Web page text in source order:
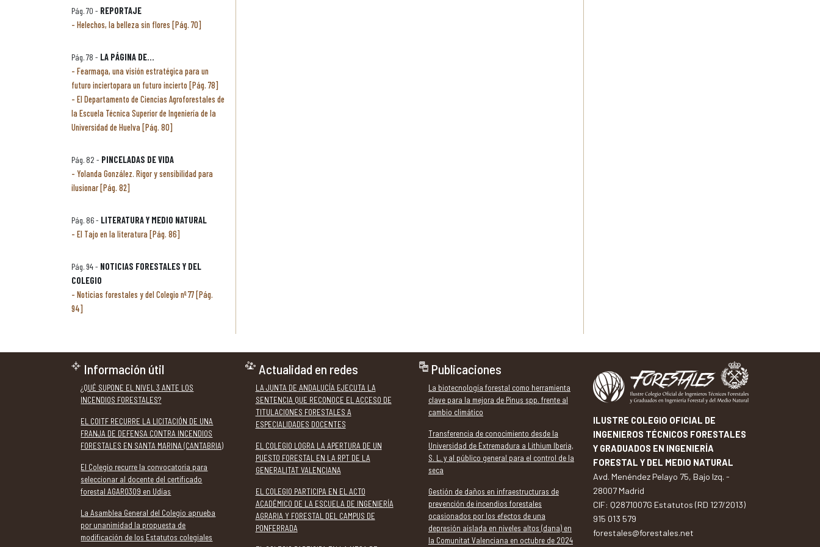
Pág. 70 - REPORTAJE
Helechos, la belleza sin flores [Pág. 70]
Pág. 78 - LA PÁGINA DE...
Fearmaga, una visión estratégica para un
futuro inciertopara un futuro incierto [Pág. 78]
El Departamento de Ciencias Agroforestales de
la Escuela Técnica Superior de Ingeniería de la
Universidad de Huelva [Pág. 80]
Pág. 82 - PINCELADAS DE VIDA
Yolanda González. Rigor y sensibilidad para
ilusionar [Pág. 82]
Pág. 86 - LITERATURA Y MEDIO NATURAL
El Tajo en la literatura [Pág. 86]
Pág. 94 - NOTICIAS FORESTALES Y DEL
COLEGIO
Noticias forestales y del Colegio nº 77 [Pág.
94]
Información útil
¿QUÉ SUPONE EL NIVEL 3 ANTE LOS
INCENDIOS FORESTALES?
EL COITF RECURRE LA LICITACIÓN DE UNA
FRANJA DE DEFENSA CONTRA INCENDIOS
FORESTALES EN SANTA MARINA (CANTABRIA)
El Colegio recurre la convocatoria para
seleccionar al docente del certificado
forestal AGAR0309 en Udías
La Asamblea General del Colegio aprueba
por unanimidad la propuesta de
modificación de los Estatutos colegiales
Actualidad en redes
LA JUNTA DE ANDALUCÍA EJECUTA LA
SENTENCIA QUE RECONOCE EL ACCESO DE
TITULACIONES FORESTALES A
ESPECIALIDADES DOCENTES
EL COLEGIO LOGRA LA APERTURA DE UN
PUESTO FORESTAL EN LA RPT DE LA
GENERALITAT VALENCIANA
EL COLEGIO PARTICIPA EN EL ACTO
ACADÉMICO DE LA ESCUELA DE INGENIERÍA
AGRARIA Y FORESTAL DEL CAMPUS DE
PONFERRADA
Publicaciones
La biotecnología forestal como herramienta
clave para la mejora de Pinus spp. frente al
cambio climático
Transferencia de conocimiento desde la
Universidad de Extremadura a Lithium Iberia,
S. L. y al público general para el control de la
seca
Gestión de daños en infraestructuras de
prevención de incendios forestales
ocasionados por los efectos de una
depresión aislada en niveles altos (dana) en
la Comunitat Valenciana en octubre de 2024
ILUSTRE COLEGIO OFICIAL DE
INGENIEROS TÉCNICOS FORESTALES
Y GRADUADOS EN INGENIERÍA
FORESTAL Y DEL MEDIO NATURAL
Avd. Menéndez Pelayo 75, Bajo Izq. -
28007 Madrid
CIF: Q2871007G Estatutos (RD 127/2013)
915 013 579
forestales@forestales.net